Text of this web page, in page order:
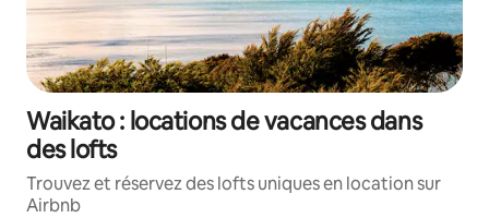
Waikato : locations de vacances dans
des lofts
Trouvez et réservez des lofts uniques en location sur
Airbnb